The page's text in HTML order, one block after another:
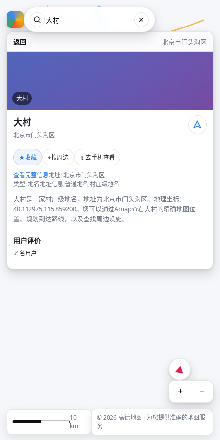
返回 北京市门头沟区
大村
大村
北京市门头沟区
★收藏 ⌖搜周边 📱 去手机查看
查看完整信息地址: 北京市门头沟区
类型: 地名地址信息;普通地名;村庄级地名
大村是一家村庄级地名，地址为北京市门头沟区。地理坐标：
40.112975,115.859200。您可以通过Amap查看大村的精确地图位
置、规划到达路线，以及查找周边设施。
用户评价
匿名用户
+ −
10
km
© 2026 高德地图 · 为您提供准确的地图服
务